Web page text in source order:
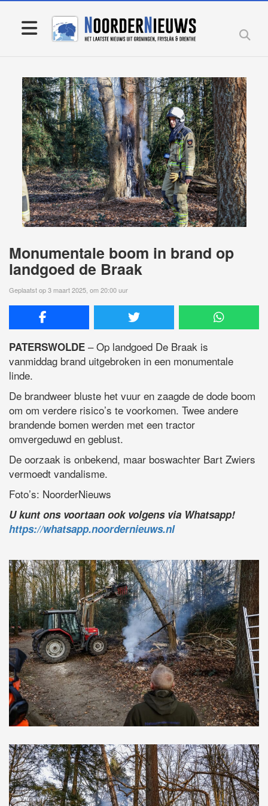
Monumentale boom in brand op
landgoed de Braak
Geplaatst op 3 maart 2025, om 20:00 uur
PATERSWOLDE – Op landgoed De Braak is
vanmiddag brand uitgebroken in een monumentale
linde.
De brandweer bluste het vuur en zaagde de dode boom
om om verdere risico’s te voorkomen. Twee andere
brandende bomen werden met een tractor
omvergeduwd en geblust.
De oorzaak is onbekend, maar boswachter Bart Zwiers
vermoedt vandalisme.
Foto’s: NoorderNieuws
U kunt ons voortaan ook volgens via Whatsapp!
https://whatsapp.noordernieuws.nl